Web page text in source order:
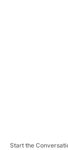
Start the